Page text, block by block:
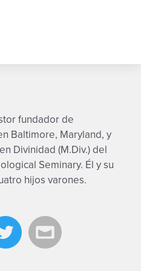
fundador de
Baltimore, Maryland, y
Divinidad (M.Div.) del
Seminary. Él y su
hijos varones.